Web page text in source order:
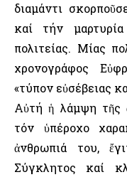
διαμάντι
καί τήν
πολιτείας. Μίας
χρονογράφος
«τύπον εὐσέβειας
Αὐτή ἡ λάμψη τῆς
τόν ὑπέροχο
ἀνθρωπιά του,
Σύγκλητος καί